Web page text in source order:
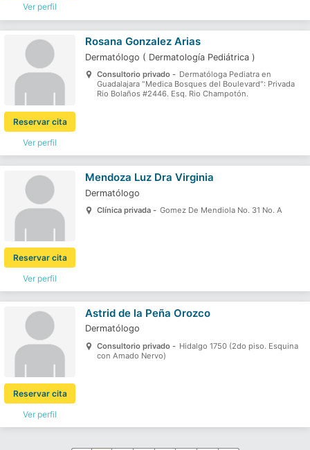
Ver perfil
Ver perfil
Reservar cita
Rosana Gonzalez Arias
Dermatólogo ( Dermatología Pediátrica )
Consultorio privado - Dermatóloga Pediatra en
Guadalajara "Medica Bosques del Boulevard": Privada
Rio Bolaños #2446. Esq. Rio Champotón.
Ver perfil
Reservar cita
Mendoza Luz Dra Virginia
Dermatólogo
Clínica privada - Gomez De Mendiola No. 31 No. A
Ver perfil
Reservar cita
Astrid de la Peña Orozco
Dermatólogo
Consultorio privado - Hidalgo 1750 (2do piso. Esquina
con Amado Nervo)